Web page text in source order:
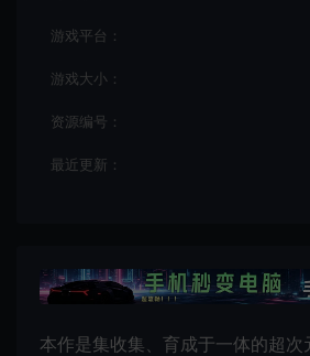
游戏平台：
游戏大小：
资源编号：
最近更新：
本作是集收集、育成于一体的超次